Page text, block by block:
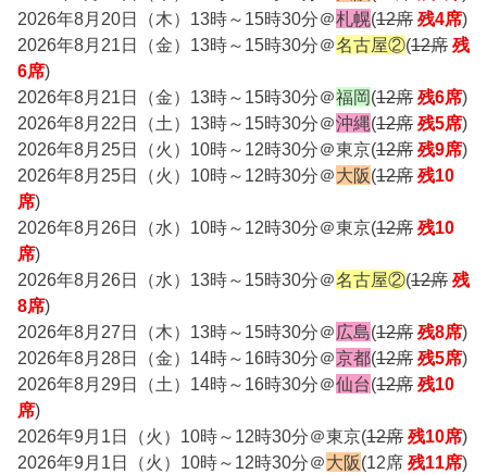
2026年8月20日（木）13時～15時30分＠札幌(12席 残4席)
2026年8月21日（金）13時～15時30分＠名古屋②(12席 残
6席)
2026年8月21日（金）13時～15時30分＠福岡(12席 残6席)
2026年8月22日（土）13時～15時30分＠沖縄(12席 残5席)
2026年8月25日（火）10時～12時30分＠東京(12席 残9席)
2026年8月25日（火）10時～12時30分＠大阪(12席 残10
席)
2026年8月26日（水）10時～12時30分＠東京(12席 残10
席)
2026年8月26日（水）13時～15時30分＠名古屋②(12席 残
8席)
2026年8月27日（木）13時～15時30分＠ 広島(12席 残8席)
2026年8月28日（金）14時～16時30分＠京都(12席 残5席)
2026年8月29日（土）14時～16時30分＠仙台(12席 残10
席)
2026年9月1日（火）10時～12時30分＠東京(12席 残10席)
2026年9月1日（火）10時～12時30分＠大阪(12席 残11席)